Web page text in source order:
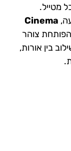
מטייל.
Cinema
צוהר
בין אורות,